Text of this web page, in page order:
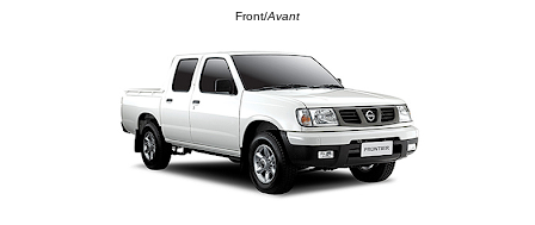
Front/Avant